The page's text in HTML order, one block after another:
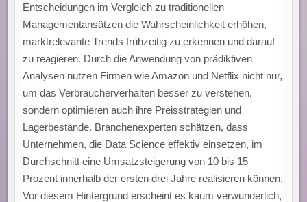
Entscheidungen im Vergleich zu traditionellen
Managementansätzen die Wahrscheinlichkeit erhöhen,
marktrelevante Trends frühzeitig zu erkennen und darauf
zu reagieren. Durch die Anwendung von prädiktiven
Analysen nutzen Firmen wie Amazon und Netflix nicht nur,
um das Verbraucherverhalten besser zu verstehen,
sondern optimieren auch ihre Preisstrategien und
Lagerbestände. Branchenexperten schätzen, dass
Unternehmen, die Data Science effektiv einsetzen, im
Durchschnitt eine Umsatzsteigerung von 10 bis 15
Prozent innerhalb der ersten drei Jahre realisieren können.
Vor diesem Hintergrund erscheint es kaum verwunderlich,